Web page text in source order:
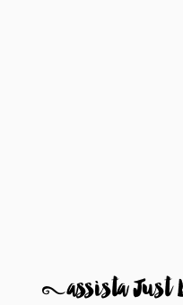
8assista Just